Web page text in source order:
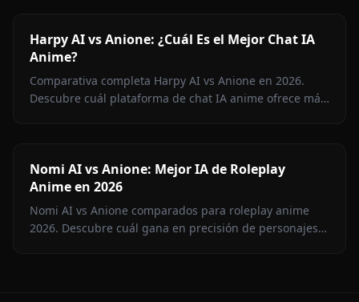
Harpy AI vs Anione: ¿Cuál Es el Mejor Chat IA
Anime?
Comparativa completa Harpy AI vs Anione en 2026.
Descubre cuál plataforma de chat IA anime ofrece más
Nomi AI vs Anione: Mejor IA de Roleplay
Anime en 2026
Nomi AI vs Anione comparados para roleplay anime
2026. Descubre cuál gana en precisión de personajes,